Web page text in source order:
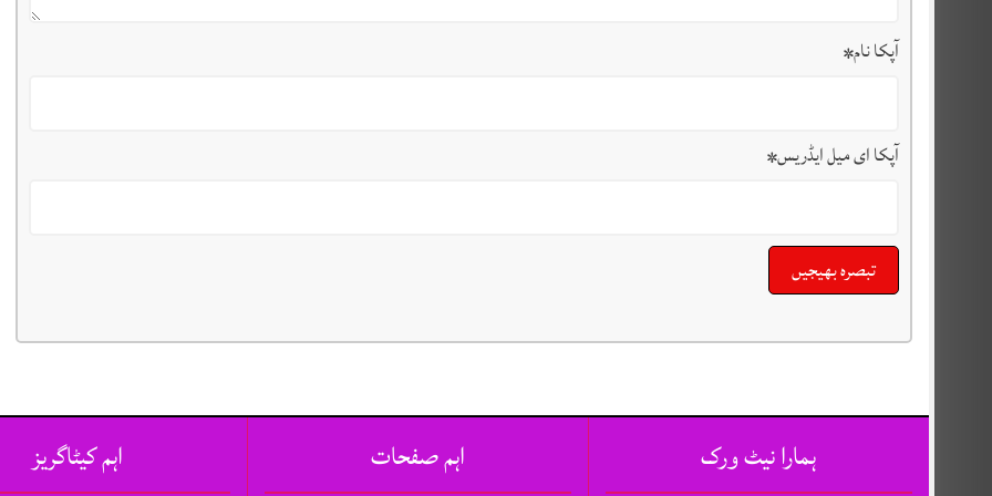
آپکا نام*
آپکا ای میل ایڈریس*
اہم کیٹاگریز اہم صفحات ہمارا نیٹ ورک